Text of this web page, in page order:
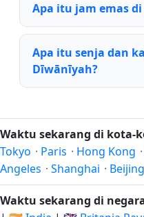
Apa itu jam emas
Apa itu senja dan
Dīwānīyah?
Waktu sekarang di kota-
Tokyo · Paris · Hong Kong ·
Angeles · Shanghai · Beijing
Waktu sekarang di